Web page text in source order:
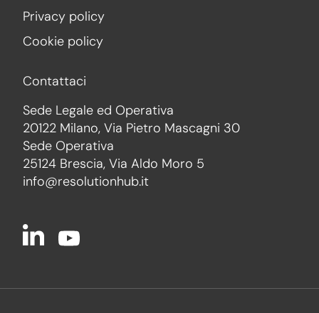
Privacy policy
Cookie policy
Contattaci
Sede Legale ed Operativa
20122 Milano, Via Pietro Mascagni 30
Sede Operativa
25124 Brescia, Via Aldo Moro 5
info@resolutionhub.it